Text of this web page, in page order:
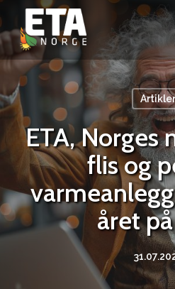
main
content
ETA, Norges
flis og
året